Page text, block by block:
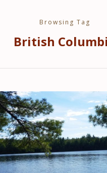
KULT[UR]
Browsing Tag
British